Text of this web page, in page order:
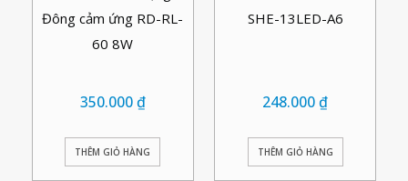
Đông cảm ứng RD-RL-
60 8W
350.000₫
THÊM GIỎ HÀNG
SHE-13LED-A6
248.000₫
THÊM GIỎ HÀNG